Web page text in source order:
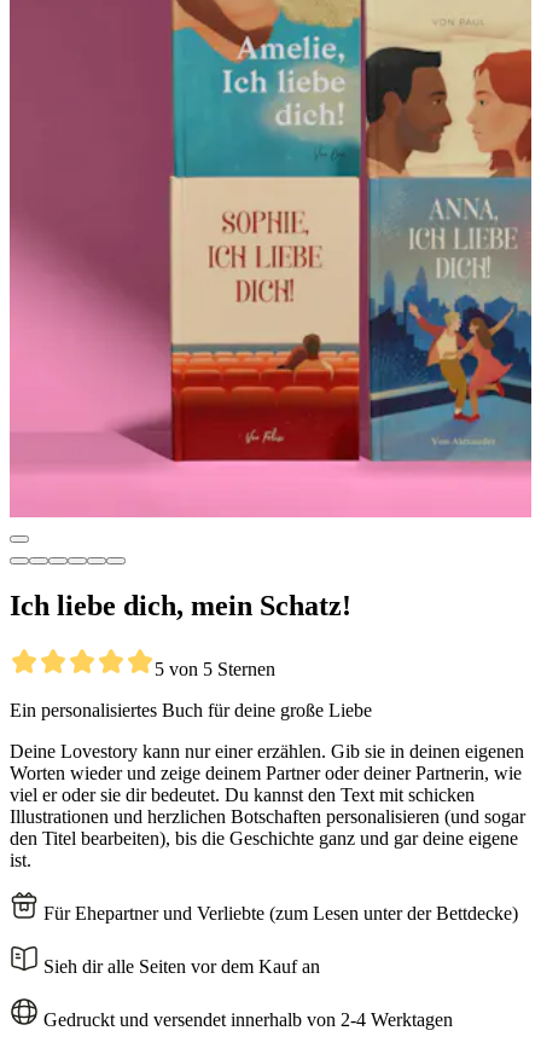
Ich liebe dich, mein Schatz!
5 von 5 Sternen
Ein personalisiertes Buch für deine große Liebe
Deine Lovestory kann nur einer erzählen. Gib sie in deinen eigenen
Worten wieder und zeige deinem Partner oder deiner Partnerin, wie
viel er oder sie dir bedeutet. Du kannst den Text mit schicken
Illustrationen und herzlichen Botschaften personalisieren (und sogar
den Titel bearbeiten), bis die Geschichte ganz und gar deine eigene
ist.
Für Ehepartner und Verliebte (zum Lesen unter der Bettdecke)
Sieh dir alle Seiten vor dem Kauf an
Gedruckt und versendet innerhalb von 2-4 Werktagen